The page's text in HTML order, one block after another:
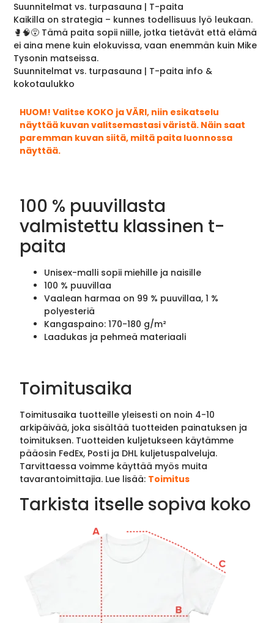
Suunnitelmat vs. turpasauna | T-paita
Kaikilla on strategia – kunnes todellisuus lyö leukaan.
🥊🧠😵 Tämä paita sopii niille, jotka tietävät että elämä
ei aina mene kuin elokuvissa, vaan enemmän kuin Mike
Tysonin matseissa.
Suunnitelmat vs. turpasauna | T-paita info &
kokotaulukko
HUOM! Valitse KOKO ja VÄRI, niin esikatselu
näyttää kuvan valitsemastasi väristä. Näin saat
paremman kuvan siitä, miltä paita luonnossa
näyttää.
100 % puuvillasta
valmistettu klassinen t-
paita
Unisex-malli sopii miehille ja naisille
100 % puuvillaa
Vaalean harmaa on 99 % puuvillaa, 1 %
polyesteriä
Kangaspaino: 170-180 g/m²
Laadukas ja pehmeä materiaali
Toimitusaika
Toimitusaika tuotteille yleisesti on noin 4-10
arkipäivää, joka sisältää tuotteiden painatuksen ja
toimituksen. Tuotteiden kuljetukseen käytämme
pääosin FedEx, Posti ja DHL kuljetuspalveluja.
Tarvittaessa voimme käyttää myös muita
tavarantoimittajia. Lue lisää: Toimitus
Tarkista itselle sopiva koko